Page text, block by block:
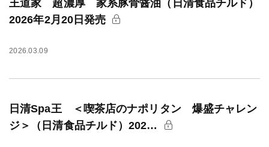
王道家 超濃厚 家系豚骨醤油（日清食品チルド）
2026年2月20日発売
2026.03.09
日清Spa王 ＜喫茶店のナポリタン 爆盛チャレン
ジ＞（日清食品チルド）202…